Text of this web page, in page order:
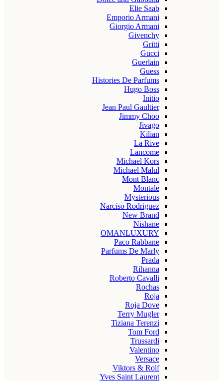
Elie Saab
Emporio Armani
Giorgio Armani
Givenchy
Gritti
Gucci
Guerlain
Guess
Histories De Parfums
Hugo Boss
Initio
Jean Paul Gaultier
Jimmy Choo
Jivago
Kilian
La Rive
Lancome
Michael Kors
Michael Malul
Mont Blanc
Montale
Mysterious
Narciso Rodriguez
New Brand
Nishane
OMANLUXURY
Paco Rabbane
Parfums De Marly
Prada
Rihanna
Roberto Cavalli
Rochas
Roja
Roja Dove
Terry Mugler
Tiziana Terenzi
Tom Ford
Trussardi
Valentino
Versace
Viktors & Rolf
Yves Saint Laurent